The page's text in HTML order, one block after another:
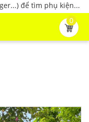
để tìm phụ kiện...
0